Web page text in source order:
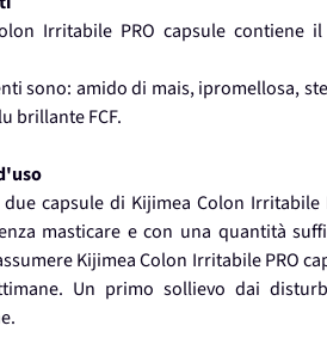
Irritabile PRO capsule
sono: amido di mais, ipromellosa,
brillante FCF.
due capsule di Kijimea Colon
masticare e con una quantità
Kijimea Colon Irritabile PRO
Un primo sollievo dai